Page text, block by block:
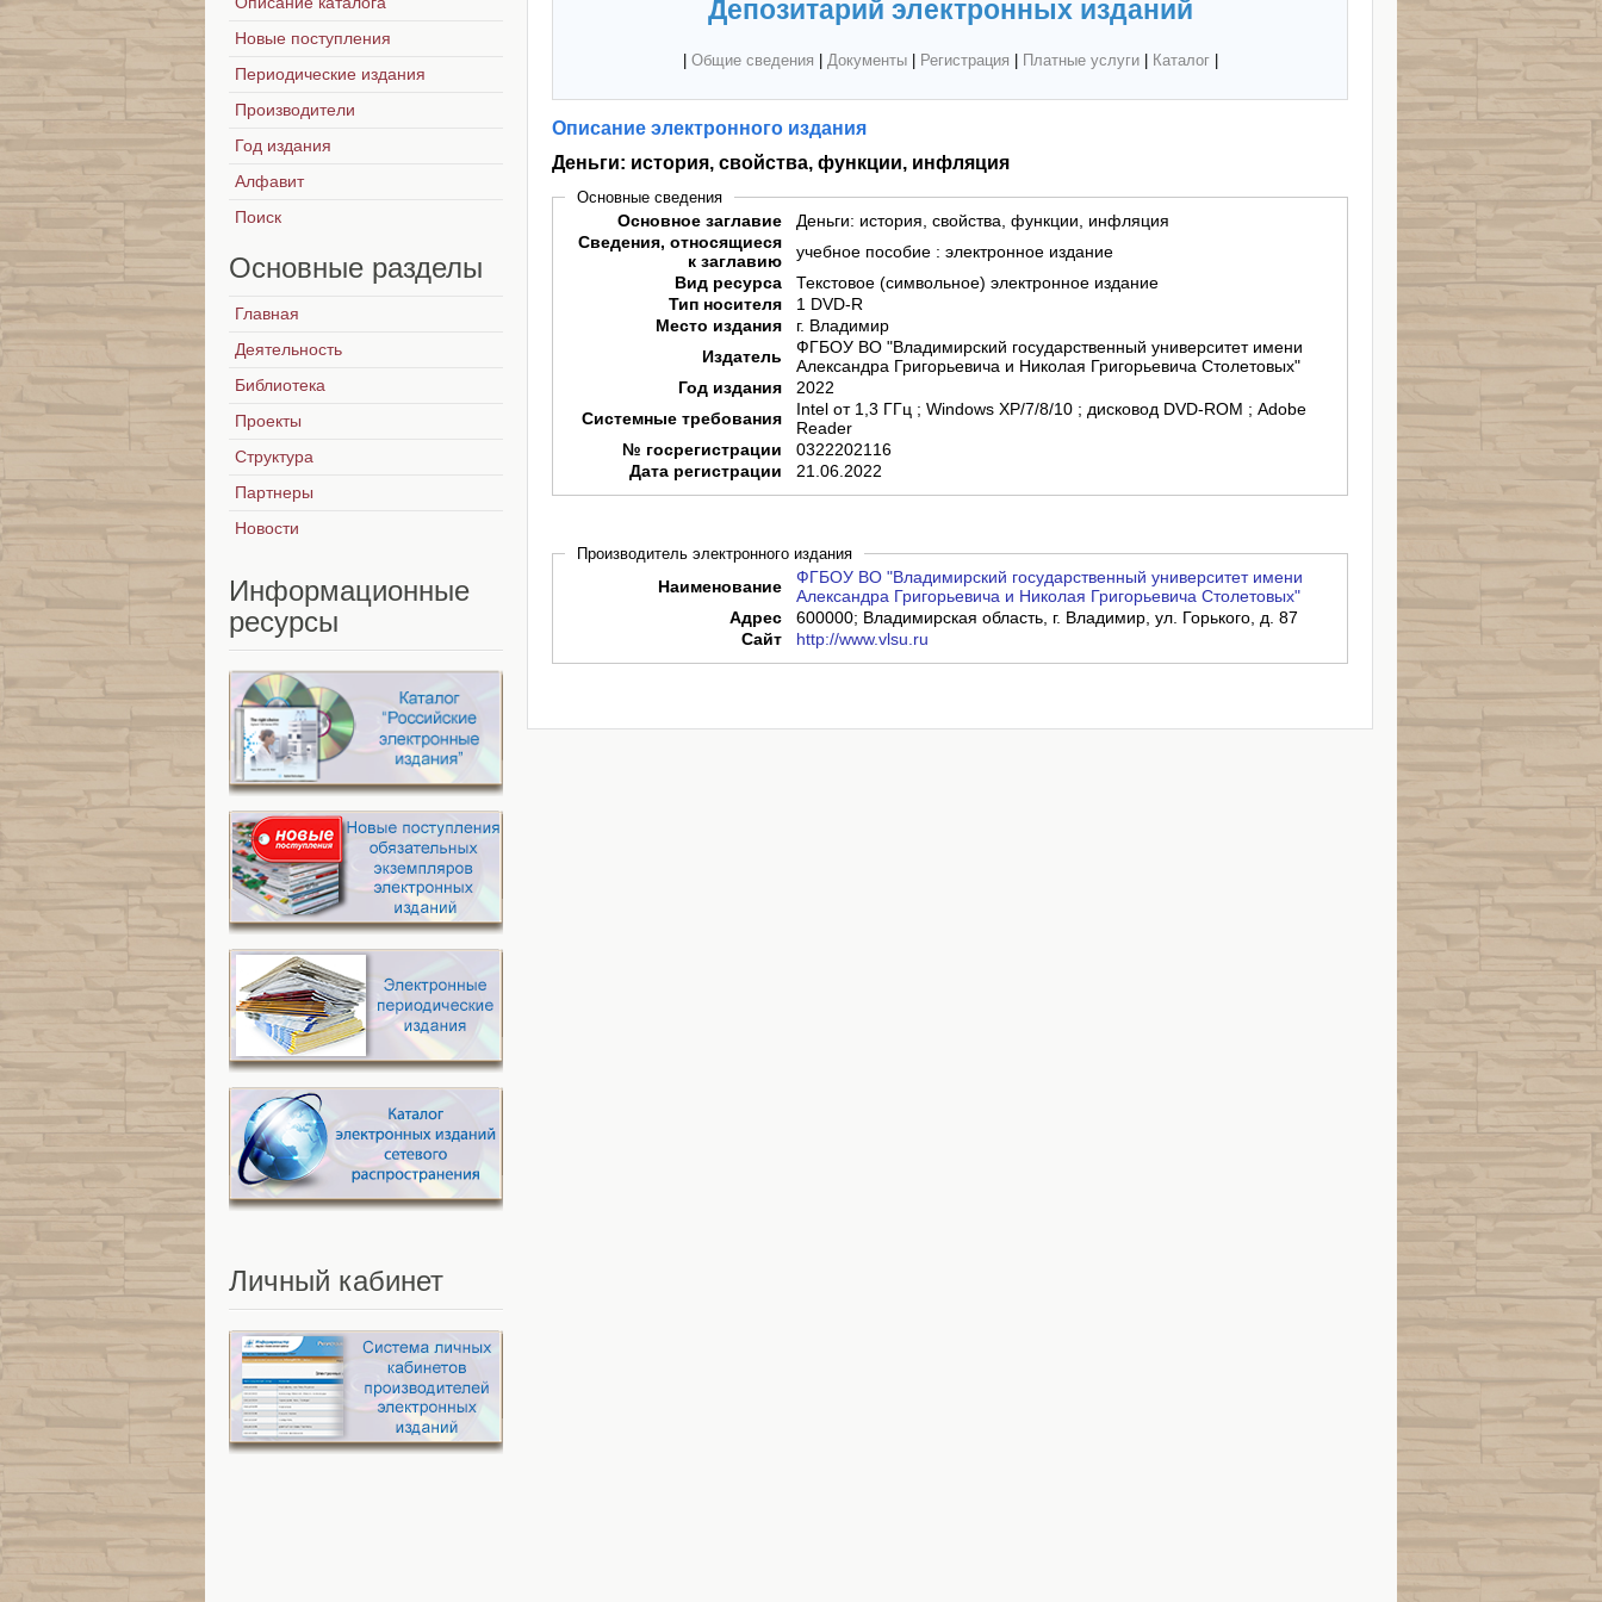
Депозитарий электронных изданий
Общие сведения Документы| Регистрация Платные услуги| Каталог|
Описание электронного издания
Деньги: история, свойства, функции, инфляция
Основные сведения
Основное заглавие
Деньги: история, свойства, функции, инфляция
Сведения, относящиеся
к заглавию
учебное пособие : электронное издание
Вид ресурса
Текстовое (символьное) электронное издание
Тип носителя
1 DVD-R
Место издания
г. Владимир
Издатель
ФГБОУ ВО "Владимирский государственный университет имени
Александра Григорьевича и Николая Григорьевича Столетовых"
Год издания
2022
Системные требования
Intel от 1,3 ГГц ; Windows XP/7/8/10 ; дисковод DVD-ROM ; Adobe
Reader
№ госрегистрации
0322202116
Дата регистрации
21.06.2022
Производитель электронного издания
Наименование
ФГБОУ ВО "Владимирский государственный университет имени
Александра Григорьевича и Николая Григорьевича Столетовых"
Адрес
600000; Владимирская область, г. Владимир, ул. Горького, д. 87
Сайт
http://www.vlsu.ru
Новые поступления
Периодические издания
Производители
Год издания
Алфавит
Поиск
Основные разделы
Главная
Деятельность
Библиотека
Проекты
Структура
Партнеры
Новости
Информационные
ресурсы
Личный кабинет